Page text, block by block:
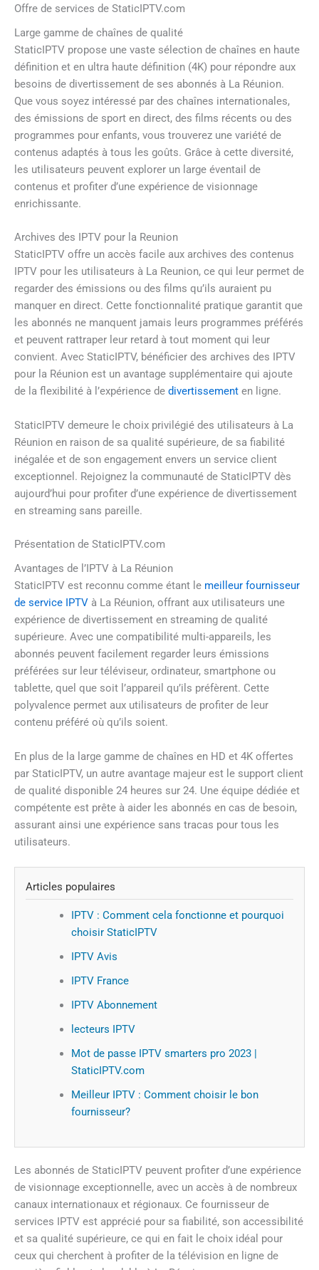
Offre de services de StaticIPTV.com
Large gamme de chaînes de qualité
StaticIPTV propose une vaste sélection de chaînes en haute
définition et en ultra haute définition (4K) pour répondre aux
besoins de divertissement de ses abonnés à La Réunion.
Que vous soyez intéressé par des chaînes internationales,
des émissions de sport en direct, des films récents ou des
programmes pour enfants, vous trouverez une variété de
contenus adaptés à tous les goûts. Grâce à cette diversité,
les utilisateurs peuvent explorer un large éventail de
contenus et profiter d’une expérience de visionnage
enrichissante.
Archives des IPTV pour la Reunion
StaticIPTV offre un accès facile aux archives des contenus
IPTV pour les utilisateurs à La Reunion, ce qui leur permet de
regarder des émissions ou des films qu’ils auraient pu
manquer en direct. Cette fonctionnalité pratique garantit que
les abonnés ne manquent jamais leurs programmes préférés
et peuvent rattraper leur retard à tout moment qui leur
convient. Avec StaticIPTV, bénéficier des archives des IPTV
pour la Réunion est un avantage supplémentaire qui ajoute
de la flexibilité à l’expérience de divertissement en ligne.
StaticIPTV demeure le choix privilégié des utilisateurs à La
Réunion en raison de sa qualité supérieure, de sa fiabilité
inégalée et de son engagement envers un service client
exceptionnel. Rejoignez la communauté de StaticIPTV dès
aujourd’hui pour profiter d’une expérience de divertissement
en streaming sans pareille.
Présentation de StaticIPTV.com
Avantages de l’IPTV à La Réunion
StaticIPTV est reconnu comme étant le meilleur fournisseur
de service IPTV à La Réunion, offrant aux utilisateurs une
expérience de divertissement en streaming de qualité
supérieure. Avec une compatibilité multi-appareils, les
abonnés peuvent facilement regarder leurs émissions
préférées sur leur téléviseur, ordinateur, smartphone ou
tablette, quel que soit l’appareil qu’ils préfèrent. Cette
polyvalence permet aux utilisateurs de profiter de leur
contenu préféré où qu’ils soient.
En plus de la large gamme de chaînes en HD et 4K offertes
par StaticIPTV, un autre avantage majeur est le support client
de qualité disponible 24 heures sur 24. Une équipe dédiée et
compétente est prête à aider les abonnés en cas de besoin,
assurant ainsi une expérience sans tracas pour tous les
utilisateurs.
Articles populaires
IPTV : Comment cela fonctionne et pourquoi
choisir StaticIPTV
IPTV Avis
IPTV France
IPTV Abonnement
lecteurs IPTV
Mot de passe IPTV smarters pro 2023 |
StaticIPTV.com
Meilleur IPTV : Comment choisir le bon
fournisseur?
Les abonnés de StaticIPTV peuvent profiter d’une expérience
de visionnage exceptionnelle, avec un accès à de nombreux
canaux internationaux et régionaux. Ce fournisseur de
services IPTV est apprécié pour sa fiabilité, son accessibilité
et sa qualité supérieure, ce qui en fait le choix idéal pour
ceux qui cherchent à profiter de la télévision en ligne de